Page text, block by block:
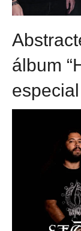
álbum